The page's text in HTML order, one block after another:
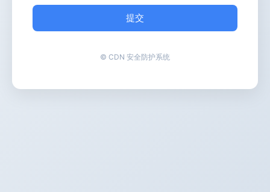
提交
© CDN 安全防护系统